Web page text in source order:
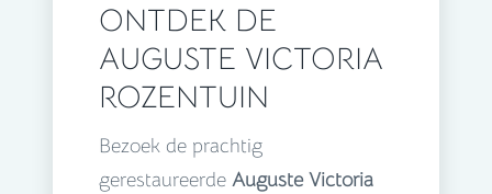
ONTDEK DE
AUGUSTE VICTORIA
ROZENTUIN
Bezoek de prachtig
gerestaureerde Auguste Victoria